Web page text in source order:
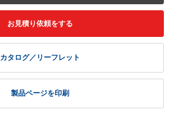
お見積り依頼をする
カタログ／リーフレット
製品ページを印刷